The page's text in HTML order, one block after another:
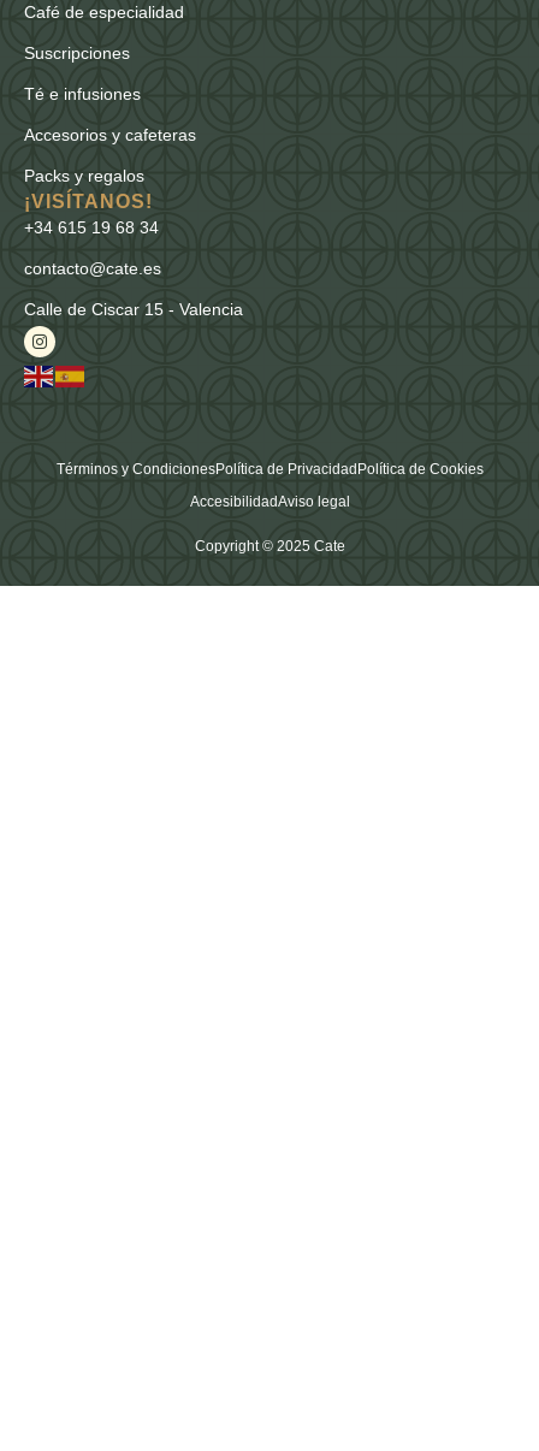
Café de especialidad
Suscripciones
Té e infusiones
Accesorios y cafeteras
Packs y regalos
¡VISÍTANOS!
+34 615 19 68 34
contacto@cate.es
Calle de Ciscar 15 - Valencia
Copyright © 2025 Cate
Términos y CondicionesPolítica de Privacidad Política de Cookies
AccesibilidadAviso legal